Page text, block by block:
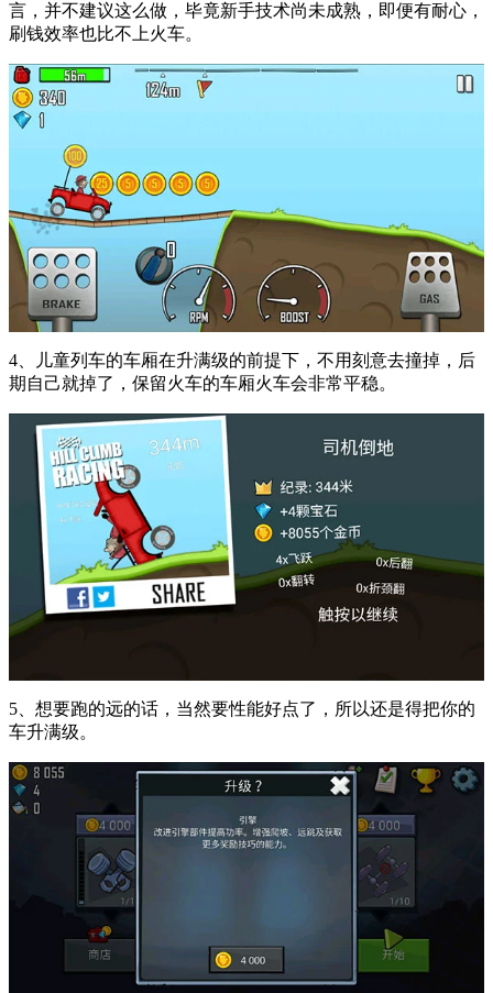
言，并不建议这么做，毕竟新手技术尚未成熟，即便有耐心，
刷钱效率也比不上火车。
4、儿童列车的车厢在升满级的前提下，不用刻意去撞掉，后
期自己就掉了，保留火车的车厢火车会非常平稳。
5、想要跑的远的话，当然要性能好点了，所以还是得把你的
车升满级。